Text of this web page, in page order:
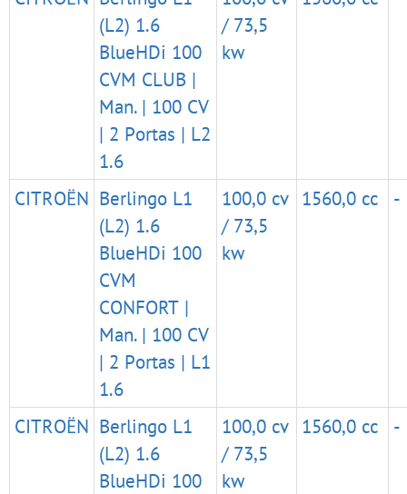
(L2) 1.6
BlueHDi 100
CVM CLUB |
Man. | 100 CV
| 2 Portas | L2
1.6
/ 73,5
kw
CITROËN Berlingo L1
(L2) 1.6
BlueHDi 100
CVM
CONFORT |
Man. | 100 CV
| 2 Portas | L1
1.6
100,0 cv
/ 73,5
kw
1560,0 cc -
CITROËN Berlingo L1
(L2) 1.6
BlueHDi 100
100,0 cv
/ 73,5
kw
1560,0 cc -